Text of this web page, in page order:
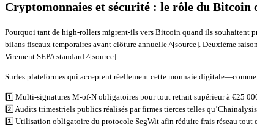
Cryptomonnaies et sécurité : le rôle du Bitcoin
Pourquoi tant de high‑rollers migrent-ils vers Bitcoin quand ils souhaitent
bilans fiscaux temporaires avant clôture annuelle.^[source]. Deuxième
Virement SEPA standard.^[source].
Surles plateformes qui acceptent réellement cette monnaie
1️⃣ Multi‑signatures M-of-N obligatoires pour tout retrait supérieur à €25
2️⃣ Audits trimestriels publics réalisés par firmes tierces telles
3️⃣ Utilisation obligatoire du protocole SegWit afin réduire frais réseau